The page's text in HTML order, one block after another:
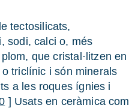
tectosilicats,
sodi, calci o, més
que cristal·litzen en
triclínic i són minerals
a les roques ígnies i
] Usats en ceràmica com